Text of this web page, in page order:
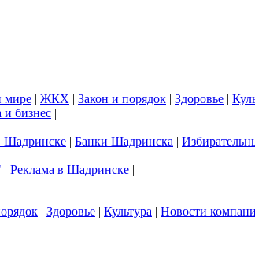
мире | ЖКХ | Закон и порядок | Здоровье |
бизнес |
Шадринске | Банки Шадринска |
| Реклама в Шадринске |
| Здоровье | Культура | Новости